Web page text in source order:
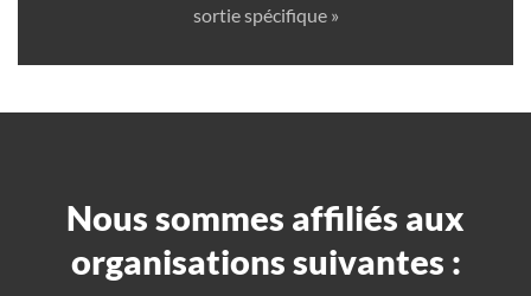
sortie spécifique »
Nous sommes affiliés aux
organisations suivantes :